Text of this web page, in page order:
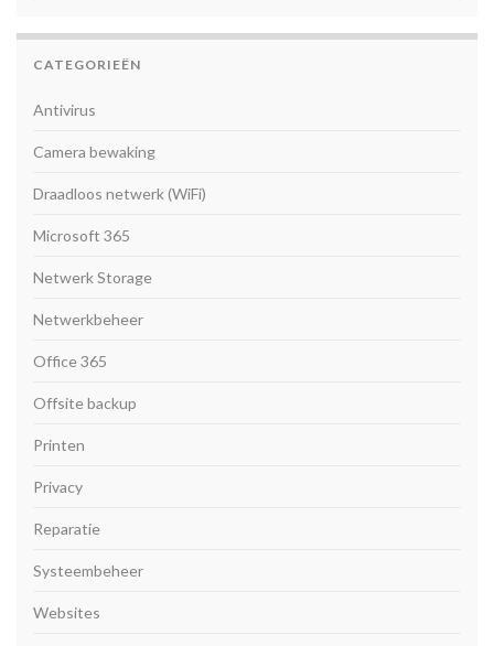
CATEGORIEËN
Antivirus
Camera bewaking
Draadloos netwerk (WiFi)
Microsoft 365
Netwerk Storage
Netwerkbeheer
Office 365
Offsite backup
Printen
Privacy
Reparatie
Systeembeheer
Websites